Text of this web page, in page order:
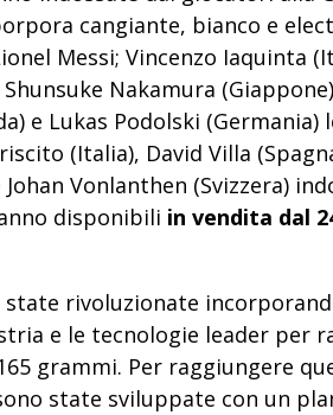
cangiante, bianco e
Messi; Vincenzo Iaquinta
Shunsuke Nakamura
e Lukas Podolski
(Italia), David Villa
Vonlanthen (Svizzera)
disponibili in vendita dal
state rivoluzionate
e le tecnologie leader per
grammi. Per raggiungere
state sviluppate con un